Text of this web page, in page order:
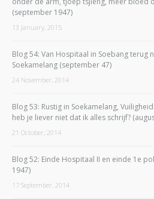
(september 1947)
13 January, 2015
Blog 54: Van Hospitaal in Soebang terug
Soekamelang (september 47)
24 November, 2014
Blog 53: Rustig in Soekamelang,
heb je liever niet dat ik alles schrijf?
21 October, 2014
Blog 52: Einde Hospitaal II en einde 1e
1947)
17 September, 2014